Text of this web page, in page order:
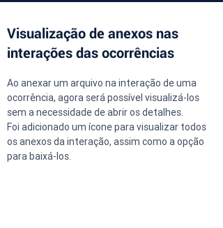
Visualização de anexos nas
interações das ocorrências
Ao anexar um arquivo na interação de uma
ocorrência, agora será possível visualizá-los
sem a necessidade de abrir os detalhes.
Foi adicionado um ícone para visualizar todos
os anexos da interação, assim como a opção
para baixá-los.